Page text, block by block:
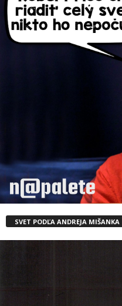
SVET PODĽA ANDREJA MIŠANKA